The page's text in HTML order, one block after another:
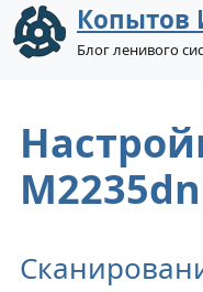
Копытов
Блог ленивого
M2235dn